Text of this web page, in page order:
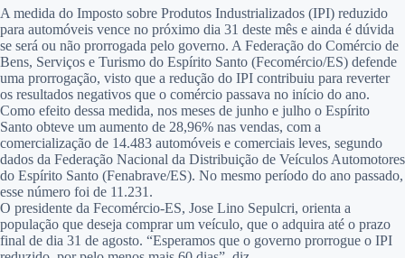
A medida do Imposto sobre Produtos Industrializados (IPI) reduzido
para automóveis vence no próximo dia 31 deste mês e ainda é dúvida
se será ou não prorrogada pelo governo. A Federação do Comércio de
Bens, Serviços e Turismo do Espírito Santo (Fecomércio/ES) defende
uma prorrogação, visto que a redução do IPI contribuiu para reverter
os resultados negativos que o comércio passava no início do ano.
Como efeito dessa medida, nos meses de junho e julho o Espírito
Santo obteve um aumento de 28,96% nas vendas, com a
comercialização de 14.483 automóveis e comerciais leves, segundo
dados da Federação Nacional da Distribuição de Veículos Automotores
do Espírito Santo (Fenabrave/ES). No mesmo período do ano passado,
esse número foi de 11.231.
O presidente da Fecomércio-ES, Jose Lino Sepulcri, orienta a
população que deseja comprar um veículo, que o adquira até o prazo
final de dia 31 de agosto. “Esperamos que o governo prorrogue o IPI